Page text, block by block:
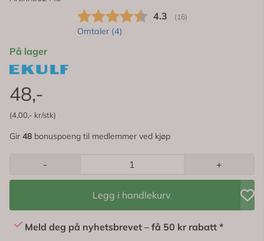
Gjennomsnittskarakter:
4.3 (stemmer:
16)
Omtaler (4)
På lager
48,-
(4,00,- kr/stk)
Gir 48 bonuspoeng til medlemmer ved kjøp
- +
Legg i handlekurv
Meld deg på nyhetsbrevet – få 50 kr rabatt *